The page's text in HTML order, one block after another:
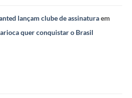
lançam clube de assinaturaem
quer conquistar o Brasil